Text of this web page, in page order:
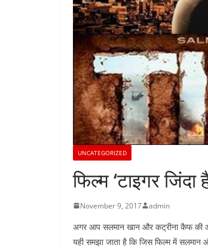
UNCATEGORIZED
फिल्म ‘टाइगर
November 9, 2017 admin
अगर आप सलमान खान और कट्रीना कैफ की
यही समझा जाता है कि जिस फिल्म में सलमान